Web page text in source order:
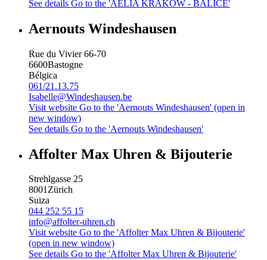
See details Go to the 'AELIA KRAKÓW - BALICE'
Aernouts Windeshausen
Rue du Vivier 66-70
6600Bastogne
Bélgica
061/21.13.75
Isabelle@Windeshausen.be
Visit website Go to the 'Aernouts Windeshausen' (open in
new window)
See details Go to the 'Aernouts Windeshausen'
Affolter Max Uhren & Bijouterie
Strehlgasse 25
8001Zürich
Suiza
044 252 55 15
info@affolter-uhren.ch
Visit website Go to the 'Affolter Max Uhren & Bijouterie'
(open in new window)
See details Go to the 'Affolter Max Uhren & Bijouterie'